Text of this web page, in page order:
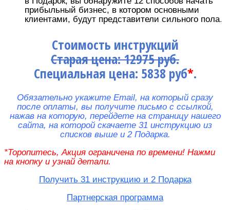
прибыльный бизнес, в котором основными
клиентами, будут представители сильного пола.
Стоимость инструкций
Старая цена: 12975 руб.
Специальная цена: 5838 руб*.
Обязательно укажите Email, на который сразу
после оплаты, вы получите письмо с ссылкой,
нажав на которую, перейдете на страницу нашего
сайта, на которой скачаете 31 инструкцию из
списков выше и 2 Подарка.
*Торопитесь, Акция ограничена по времени! Нажми
на кнопку и узнай детали.
Получить 31 инструкцию и 2 Подарка
Партнерская программа